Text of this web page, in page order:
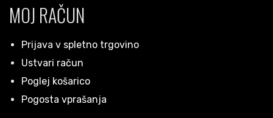
MOJ RAČUN
Prijava v spletno trgovino
Ustvari račun
Poglej košarico
Pogosta vprašanja